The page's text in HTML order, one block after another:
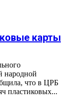
карты
народной
что в ЦРБ
пластиковых...